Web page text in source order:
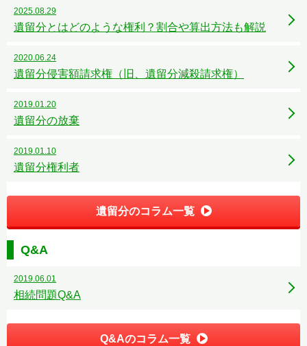
2025.08.29
遺留分とはどのような権利？割合や算出方法も解説
2020.06.24
遺留分侵害額請求権（旧、遺留分減殺請求権）
2019.01.20
遺留分の放棄
2019.01.10
遺留分権利者
遺留分のコラム一覧
Q&A
2019.06.01
相続問題Q&A
Q&Aのコラム一覧